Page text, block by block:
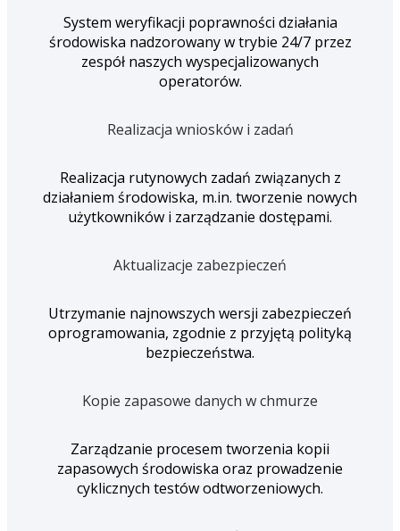
System weryfikacji poprawności działania
środowiska nadzorowany w trybie 24/7 przez
zespół naszych wyspecjalizowanych
operatorów.
Realizacja wniosków i zadań
Realizacja rutynowych zadań związanych z
działaniem środowiska, m.in. tworzenie nowych
użytkowników i zarządzanie dostępami.
Aktualizacje zabezpieczeń
Utrzymanie najnowszych wersji zabezpieczeń
oprogramowania, zgodnie z przyjętą polityką
bezpieczeństwa.
Kopie zapasowe danych w chmurze
Zarządzanie procesem tworzenia kopii
zapasowych środowiska oraz prowadzenie
cyklicznych testów odtworzeniowych.